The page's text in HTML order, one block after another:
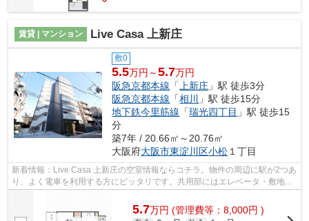
賃貸 | マンション Live Casa 上新庄
敷0
5.5万円～5.7万円
阪急京都本線 「 上新庄 」駅 徒歩3分
阪急京都本線 「相川
」駅 徒歩15分
地下鉄今里筋線 「瑞光四丁目 」駅 徒歩15
分
築7年 / 20.66㎡～20.76㎡
大阪府大阪市東淀川区小松 １丁目
新着情報：Live Casa 上新庄の空室情報ならコチラ。物件の周辺に駅が2つあ
り、よく電車を利用する方にピッタリです。共用部にはエレベータ・敷地内
ごみ置き場などが備わっておりとても...
5.7万円 (管理費等：8,000円 )